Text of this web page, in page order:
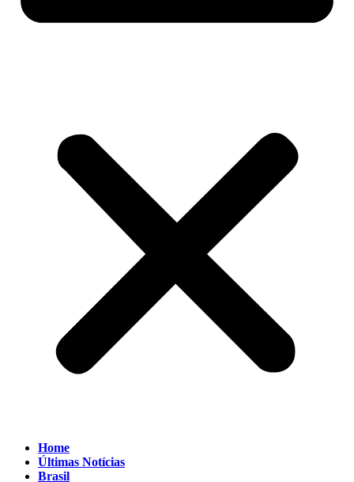
Home
Últimas Notícias
Brasil